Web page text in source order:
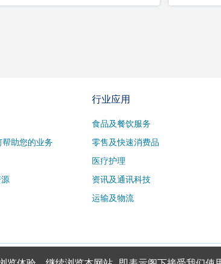
助您的业务
行业应用
食品及餐饮服务
零售及快速消费品
医疗护理
资讯及通讯科技
运输及物流